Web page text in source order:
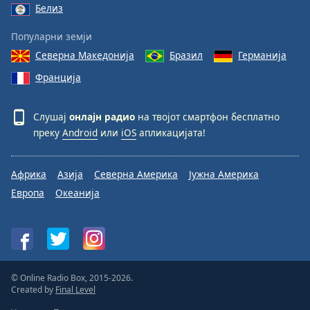
Белиз
Популарни земји
Северна Македонија
Бразил
Германија
Франција
Слушај онлајн радио на твојот смартфон бесплатно
преку Android или iOS апликацијата!
Африка Азија Северна Америка
Јужна Америка
Европа
Океанија
© Online Radio Box, 2015-2026.
Created by Final Level